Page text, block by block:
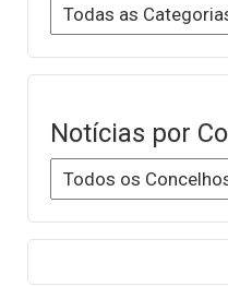
Notícias por